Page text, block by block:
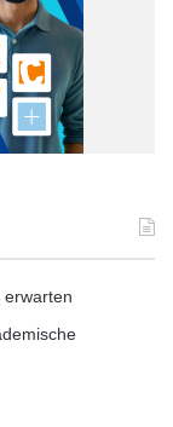
anderen
Räume
ab, sind mit
Diensten
2016
erwarten